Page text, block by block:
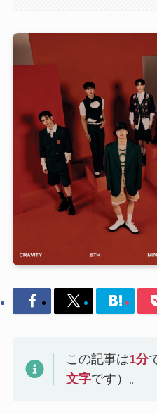
この記事は1分
文字です）。